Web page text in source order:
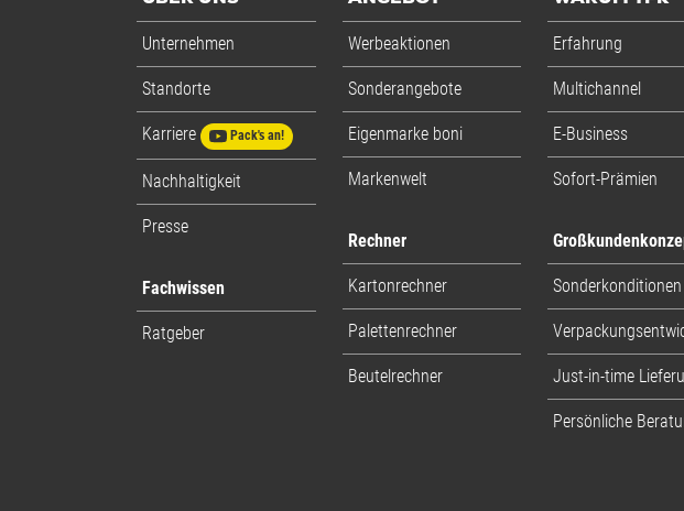
Unternehmen
Standorte
Karriere Pack's an!
Nachhaltigkeit
Presse
Fachwissen
Ratgeber
Werbeaktionen
Sonderangebote
Eigenmarke boni
Markenwelt
Rechner
Kartonrechner
Palettenrechner
Beutelrechner
Erfahrung
Multichannel
E-Business
Sofort-Prämien
Sonderkonditionen
Just-in-time
Persönliche